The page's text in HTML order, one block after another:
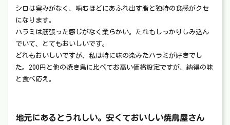
シロは臭みがなく、噛むほどにあふれ出す脂と独特の食感がクセ
になります。
ハラミは筋張った感じがなく柔らかい。たれもしっかりしみ込ん
でいて、とてもおいしいです。
どれもおいしいですが、私は特に味の染みたハラミが好きでし
た。200円と他の焼き鳥に比べてお高い価格設定ですが、納得の味
と食べ応え。
地元にあるとうれしい。安くておいしい焼鳥屋さん